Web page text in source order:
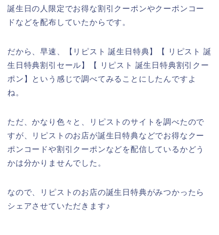
誕生日の人限定でお得な割引クーポンやクーポンコー
ドなどを配布していたからです。
だから、早速、【リピスト 誕生日特典】【 リピスト 誕
生日特典割引セール】【 リピスト 誕生日特典割引クー
ポン】という感じで調べてみることにしたんですよ
ね。
ただ、かなり色々と、リピストのサイトを調べたので
すが、リピストのお店が誕生日特典などでお得なクー
ポンコードや割引クーポンなどを配信しているかどう
かは分かりませんでした。
なので、リピストのお店の誕生日特典がみつかったら
シェアさせていただきます♪